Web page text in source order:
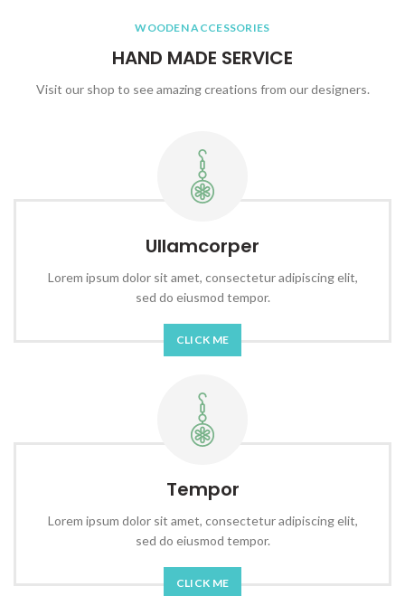
WOODEN ACCESSORIES
HAND MADE SERVICE
Visit our shop to see amazing creations from our designers.
Ullamcorper
Lorem ipsum dolor sit amet, consectetur adipiscing elit,
sed do eiusmod tempor.
CLICK ME
Tempor
Lorem ipsum dolor sit amet, consectetur adipiscing elit,
sed do eiusmod tempor.
CLICK ME